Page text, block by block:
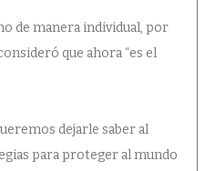
de manera individual, por
que ahora “es el
dejarle saber al
para proteger al mundo